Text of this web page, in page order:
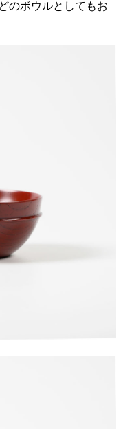
のボウルとしてもお